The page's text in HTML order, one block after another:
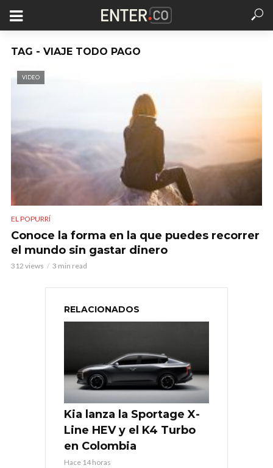
TAG - VIAJE TODO PAGO
VIDEO
EL POPURRÍ
Conoce la forma en la que puedes recorrer
el mundo sin gastar dinero
312 views 3 min read
RELACIONADOS
Kia lanza la Sportage X-
Line HEV y el K4 Turbo
en Colombia
Hace 14 horas